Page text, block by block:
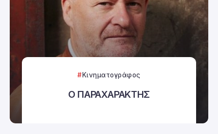
Κινηματογράφος
Ο ΠΑΡΑΧΑΡΑΚΤΗΣ